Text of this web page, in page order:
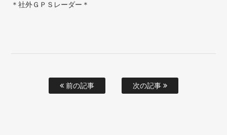
＊社外ＧＰＳレーダー＊
前の記事 次の記事